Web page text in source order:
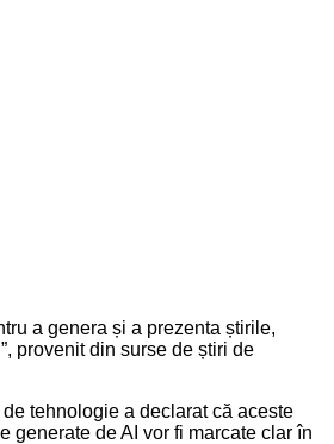
a genera și a prezenta știrile,
provenit din surse de știri de
tehnologie a declarat că aceste
generate de AI vor fi marcate clar în